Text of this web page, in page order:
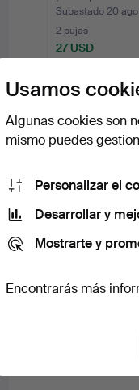
Subastado 20
2 pujas
27 USD
Suscribir
Usamos
Algunas cookies son
mismo puedes
Personalizar el
Desarrollar y
Mostrarte y
Encontrarás más